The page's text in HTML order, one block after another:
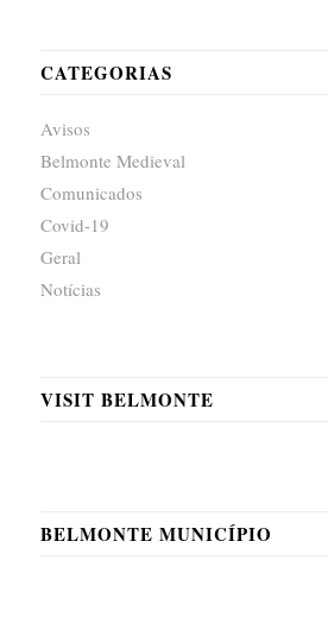
CATEGORIAS
Avisos
Belmonte Medieval
Comunicados
Covid-19
Geral
Notícias
VISIT BELMONTE
BELMONTE MUNICÍPIO